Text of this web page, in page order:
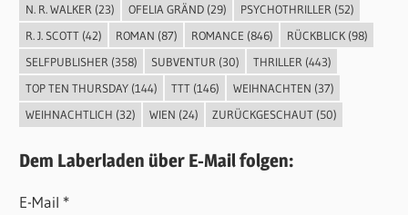
N. R. WALKER (23) OFELIA GRÄND(29) PSYCHOTHRILLER (52)
R. J. SCOTT(42) ROMAN (87) ROMANCE (846) RÜCKBLICK(98)
SELFPUBLISHER (358) SUBVENTUR (30) THRILLER (443)
TOP TEN THURSDAY(144) TTT(146) WEIHNACHTEN (37)
WEIHNACHTLICH (32) WIEN (24) ZURÜCKGESCHAUT(50)
Dem Laberladen über E-Mail folgen:
E-Mail *